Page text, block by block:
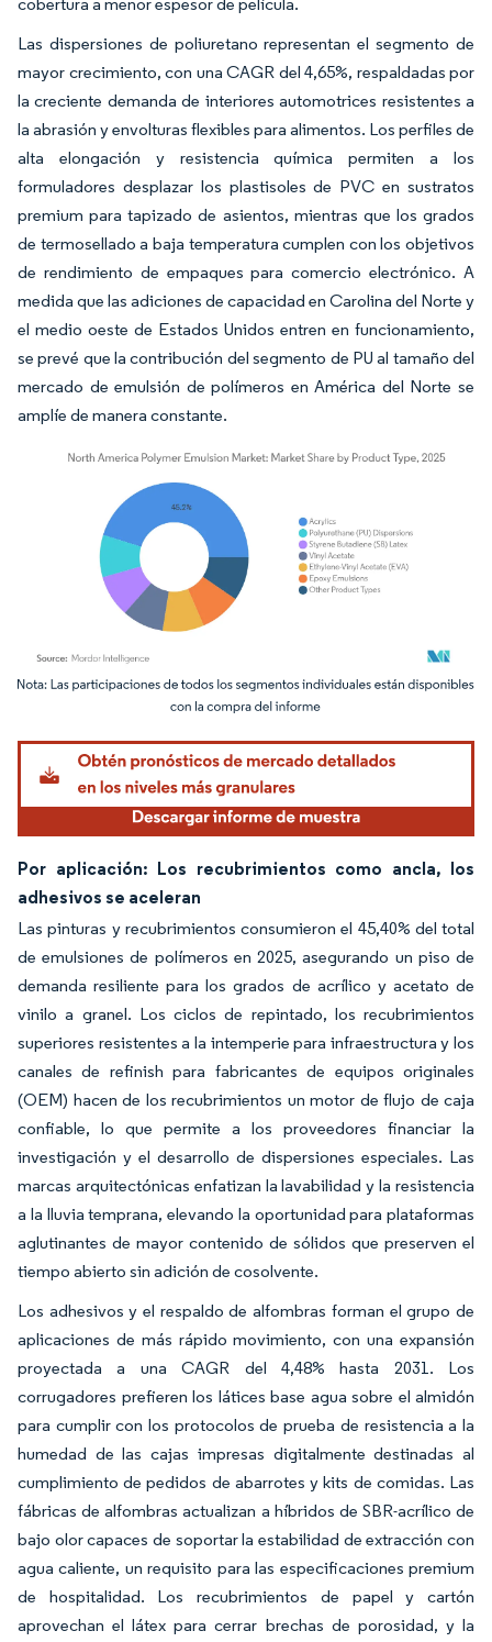
Las dispersiones de poliuretano representan el segmento de
mayor crecimiento, con una CAGR del 4,65%, respaldadas por
la creciente demanda de interiores automotrices resistentes a
la abrasión y envolturas flexibles para alimentos. Los perfiles de
alta elongación y resistencia química permiten a los
formuladores desplazar los plastisoles de PVC en sustratos
premium para tapizado de asientos, mientras que los grados
de termosellado a baja temperatura cumplen con los objetivos
de rendimiento de empaques para comercio electrónico. A
medida que las adiciones de capacidad en Carolina del Norte y
el medio oeste de Estados Unidos entren en funcionamiento,
se prevé que la contribución del segmento de PU al tamaño del
mercado de emulsión de polímeros en América del Norte se
amplíe de manera constante.
Imagen © Mordor Intelligence. El uso requiere atribución según CC BY 4.0.
Por aplicación: Los recubrimientos como ancla, los
adhesivos se aceleran
Las pinturas y recubrimientos consumieron el 45,40% del total
de emulsiones de polímeros en 2025, asegurando un piso de
demanda resiliente para los grados de acrílico y acetato de
vinilo a granel. Los ciclos de repintado, los recubrimientos
superiores resistentes a la intemperie para infraestructura y los
canales de refinish para fabricantes de equipos originales
(OEM) hacen de los recubrimientos un motor de flujo de caja
confiable, lo que permite a los proveedores financiar la
investigación y el desarrollo de dispersiones especiales. Las
marcas arquitectónicas enfatizan la lavabilidad y la resistencia
a la lluvia temprana, elevando la oportunidad para plataformas
aglutinantes de mayor contenido de sólidos que preserven el
tiempo abierto sin adición de cosolvente.
Los adhesivos y el respaldo de alfombras forman el grupo de
aplicaciones de más rápido movimiento, con una expansión
proyectada a una CAGR del 4,48% hasta 2031. Los
corrugadores prefieren los látices base agua sobre el almidón
para cumplir con los protocolos de prueba de resistencia a la
humedad de las cajas impresas digitalmente destinadas al
cumplimiento de pedidos de abarrotes y kits de comidas. Las
fábricas de alfombras actualizan a híbridos de SBR-acrílico de
bajo olor capaces de soportar la estabilidad de extracción con
agua caliente, un requisito para las especificaciones premium
de hospitalidad. Los recubrimientos de papel y cartón
aprovechan el látex para cerrar brechas de porosidad, y la